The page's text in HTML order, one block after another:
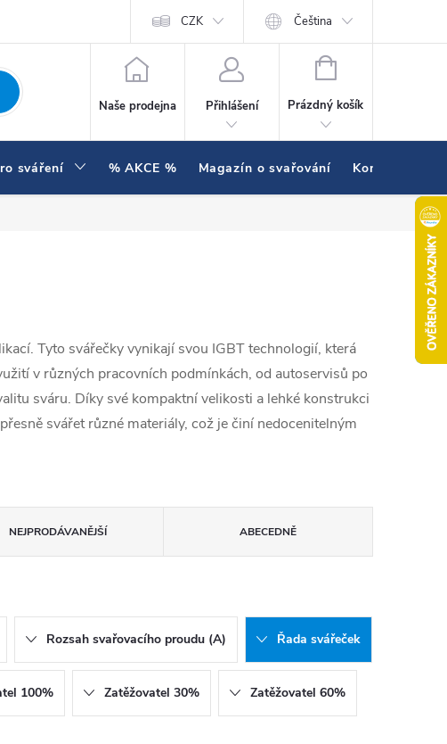
Hodnocení obchodu
CZK Čeština
Naše prodejna Přihlášení
NÁKUPNÍ KOŠÍK
Prázdný košík
sváření % AKCE % Magazín o svařování Kontakty
Tyto svářečky vynikají svou IGBT technologií, která
v různých pracovních podmínkách, od autoservisů po
sváru. Díky své kompaktní velikosti a lehké konstrukci
svářet různé materiály, což je činí nedocenitelným
NEJPRODÁVANĚJŠÍ ABECEDNĚ
Rozsah svařovacího proudu (A) Řada svářeček
100% Zatěžovatel 30% Zatěžovatel 60%